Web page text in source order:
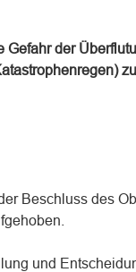
der
Beschluss des
und